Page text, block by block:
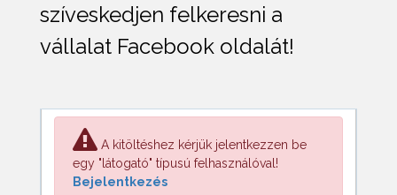
szíveskedjen felkeresni a
vállalat Facebook oldalát!
A kitöltéshez kérjük jelentkezzen be
egy "látogató" típusú felhasználóval!
Bejelentkezés